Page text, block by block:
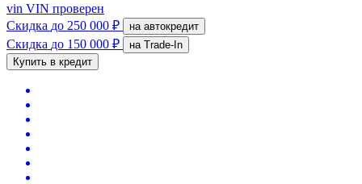
vin VIN проверен
Скидка до 250 000 ₽ на автокредит
Скидка до 150 000 ₽
на Trade-In
Купить в кредит